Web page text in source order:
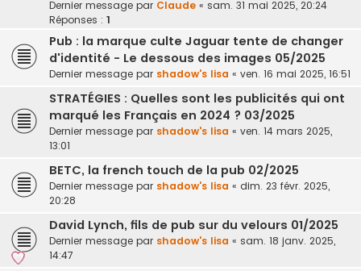
Dernier message par Claude « sam. 31 mai 2025, 20:24
Réponses : 1
Pub : la marque culte Jaguar tente de changer
d'identité - Le dessous des images 05/2025
Dernier message par shadow's lisa « ven. 16 mai 2025, 16:51
STRATÉGIES : Quelles sont les publicités qui ont
marqué les Français en 2024 ? 03/2025
Dernier message par shadow's lisa « ven. 14 mars 2025,
13:01
BETC, la french touch de la pub 02/2025
Dernier message par shadow's lisa « dim. 23 févr. 2025,
20:28
David Lynch, fils de pub sur du velours 01/2025
Dernier message par shadow's lisa « sam. 18 janv. 2025,
14:47